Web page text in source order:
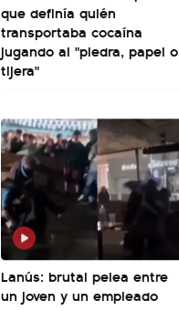
que definía quién
transportaba cocaína
jugando al "piedra, papel o
tijera"
Lanús: brutal pelea entre
un joven y un empleado